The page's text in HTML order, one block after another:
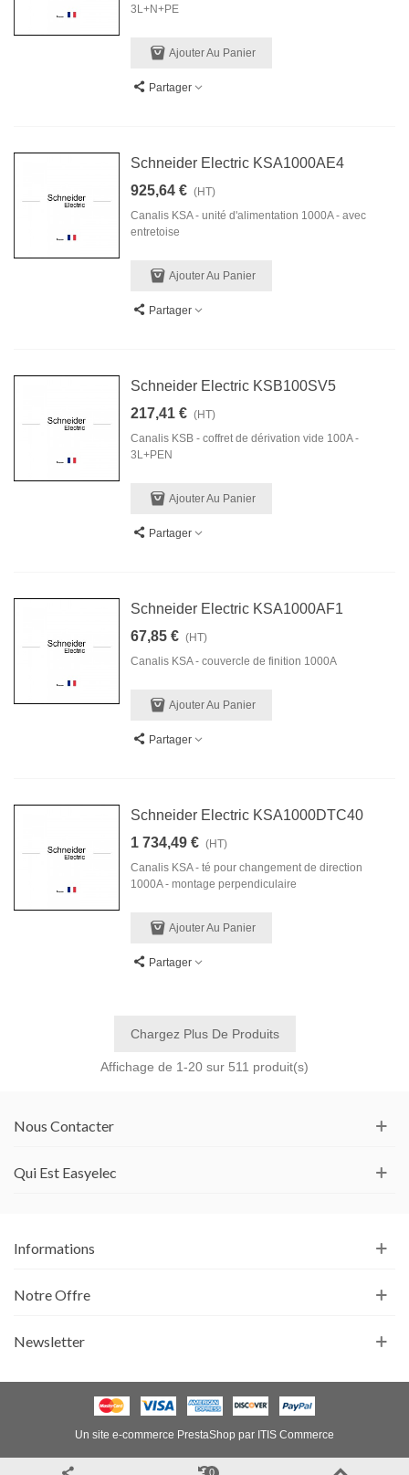
3L+N+PE
Ajouter Au Panier
Partager
Schneider Electric KSA1000AE4
925,64 € (HT)
Canalis KSA - unité d'alimentation 1000A - avec
entretoise
Ajouter Au Panier
Partager
Schneider Electric KSB100SV5
217,41 € (HT)
Canalis KSB - coffret de dérivation vide 100A -
3L+PEN
Ajouter Au Panier
Partager
Schneider Electric KSA1000AF1
67,85 € (HT)
Canalis KSA - couvercle de finition 1000A
Ajouter Au Panier
Partager
Schneider Electric KSA1000DTC40
1 734,49 € (HT)
Canalis KSA - té pour changement de direction
1000A - montage perpendiculaire
Ajouter Au Panier
Partager
Chargez Plus De Produits
Affichage de 1-20 sur 511 produit(s)
Nous Contacter
Qui Est Easyelec
Informations
Notre Offre
Newsletter
Un site e-commerce PrestaShop par ITIS Commerce
0